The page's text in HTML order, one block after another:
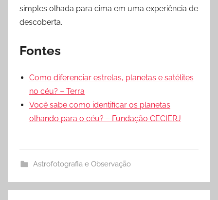
simples olhada para cima em uma experiência de
descoberta.
Fontes
Como diferenciar estrelas, planetas e satélites
no céu? – Terra
Você sabe como identificar os planetas
olhando para o céu? – Fundação CECIERJ
Astrofotografia e Observação